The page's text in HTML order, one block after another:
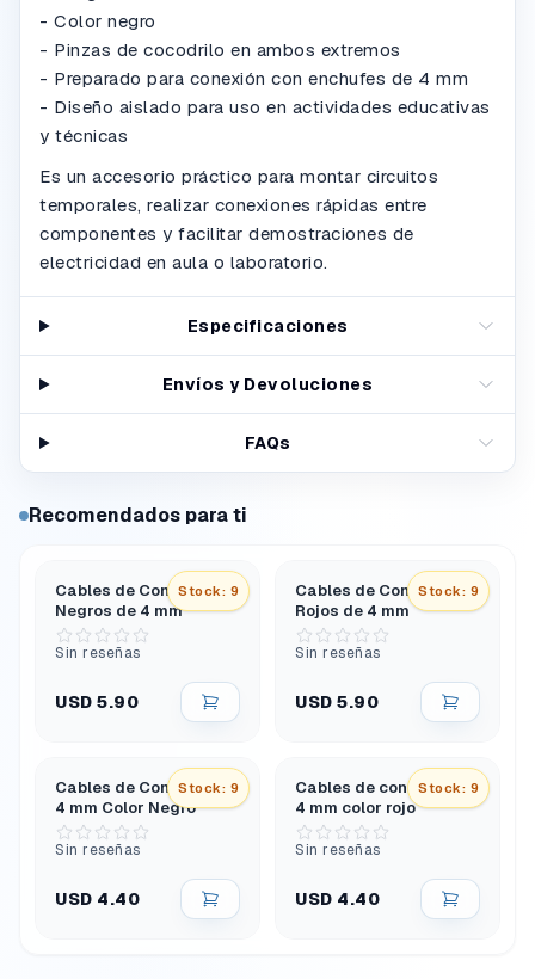
- Color negro
- Pinzas de cocodrilo en ambos extremos
- Preparado para conexión con enchufes de 4 mm
- Diseño aislado para uso en actividades educativas
y técnicas
Es un accesorio práctico para montar circuitos
temporales, realizar conexiones rápidas entre
componentes y facilitar demostraciones de
electricidad en aula o laboratorio.
Especificaciones
Envíos y Devoluciones
FAQs
Recomendados para ti
Stock: 9
Cables de Conexión
Negros de 4 mm
Sin reseñas
USD 5.90
Stock: 9
Cables de Conexión
Rojos de 4 mm
Sin reseñas
USD 5.90
Stock: 9
Cables de Conexión de
4 mm Color Negro
Sin reseñas
USD 4.40
Stock: 9
Cables de conexión de
4 mm color rojo
Sin reseñas
USD 4.40